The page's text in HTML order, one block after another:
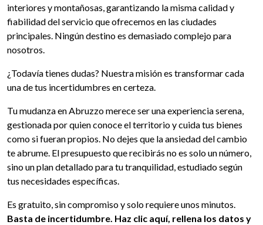
interiores y montañosas, garantizando la misma calidad y
fiabilidad del servicio que ofrecemos en las ciudades
principales. Ningún destino es demasiado complejo para
nosotros.
¿Todavía tienes dudas? Nuestra misión es transformar cada
una de tus incertidumbres en certeza.
Tu mudanza en Abruzzo merece ser una experiencia serena,
gestionada por quien conoce el territorio y cuida tus bienes
como si fueran propios. No dejes que la ansiedad del cambio
te abrume. El presupuesto que recibirás no es solo un número,
sino un plan detallado para tu tranquilidad, estudiado según
tus necesidades específicas.
Es gratuito, sin compromiso y solo requiere unos minutos.
Basta de incertidumbre. Haz clic aquí, rellena los datos y